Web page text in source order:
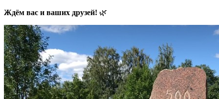
Ждём вас и ваших друзей! 🌿